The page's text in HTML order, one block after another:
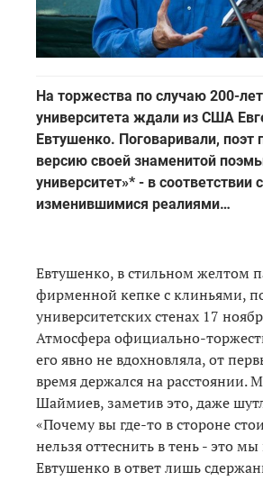
На торжества по случаю 200-
университета ждали из США
Евтушенко. Поговаривали, поэт
версию своей знаменитой
университет»* - в соответствии с
изменившимися реалиями…
Евтушенко, в стильном желтом
фирменной кепке с клиньями,
университетских стенах 17
Атмосфера официально-
его явно не вдохновляла, от
время держался на расстоянии.
Шаймиев, заметив это, даже
«Почему вы где-то в стороне
нельзя оттеснить в тень - это
Евтушенко в ответ лишь